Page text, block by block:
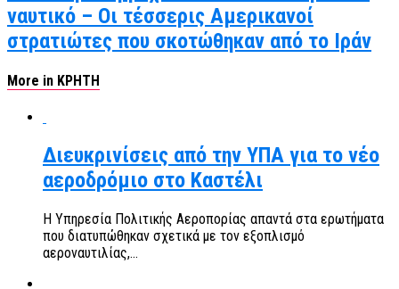
ναυτικό – Οι τέσσερις Αμερικανοί
στρατιώτες που σκοτώθηκαν από το Ιράν
More in ΚΡΗΤΗ
Διευκρινίσεις από την ΥΠΑ για το νέο
αεροδρόμιο στο Καστέλι
Η Υπηρεσία Πολιτικής Αεροπορίας απαντά στα ερωτήματα
που διατυπώθηκαν σχετικά με τον εξοπλισμό
αεροναυτιλίας,...